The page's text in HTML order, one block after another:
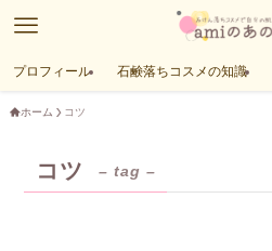
プロフィール 石鹸落ちコスメの知識
ホーム コツ
コツ – tag –